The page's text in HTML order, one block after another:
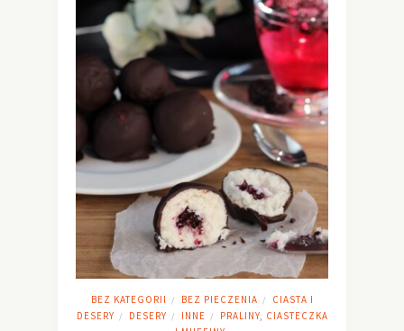
BEZ KATEGORII / BEZ PIECZENIA /
CIASTA I
DESERY / DESERY / INNE /
PRALINY, CIASTECZKA